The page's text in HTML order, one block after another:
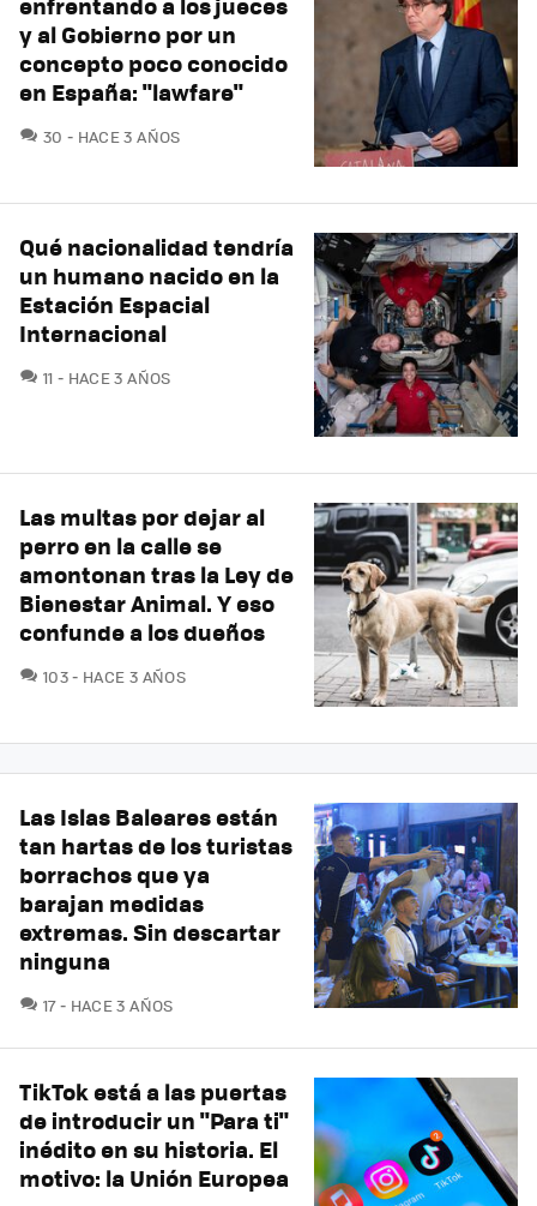
y al Gobierno por un
concepto poco conocido
en España: "lawfare"
30 COMENTARIOS
HACE 3 AÑOS
Qué nacionalidad tendría
un humano nacido en la
Estación Espacial
Internacional
11 COMENTARIOS
HACE 3 AÑOS
Las multas por dejar al
perro en la calle se
amontonan tras la Ley de
Bienestar Animal. Y eso
confunde a los dueños
103COMENTARIOS
HACE 3 AÑOS
Las Islas Baleares están
tan hartas de los turistas
borrachos que ya
barajan medidas
extremas. Sin descartar
ninguna
17COMENTARIOS
HACE 3 AÑOS
TikTok está a las puertas
de introducir un "Para ti"
inédito en su historia. El
motivo: la Unión Europea